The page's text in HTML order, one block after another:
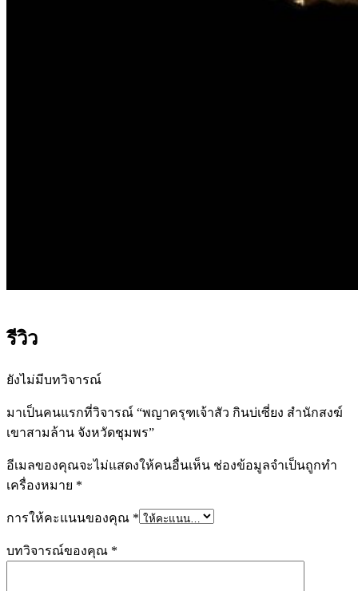
รีวิว
ยังไม่มีบทวิจารณ์
มาเป็นคนแรกที่วิจารณ์ “พญาครุฑเจ้าสัว กินบ่เซี่ยง สำนักสงฆ์
เขาสามล้าน จังหวัดชุมพร”
อีเมลของคุณจะไม่แสดงให้คนอื่นเห็น ช่องข้อมูลจำเป็นถูกทำ
เครื่องหมาย *
การให้คะแนนของคุณ *
บทวิจารณ์ของคุณ *